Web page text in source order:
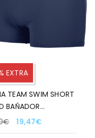
EXTRA
TEAM SWIM SHORT
BAÑADOR
BLANCO PARA
750
€ 19,47€